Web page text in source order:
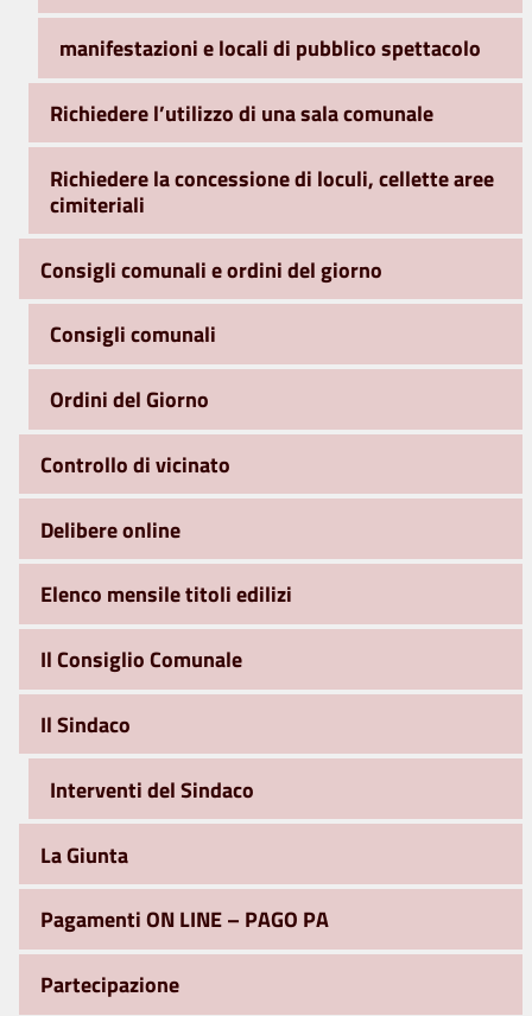
manifestazioni e locali di pubblico spettacolo
Richiedere l’utilizzo di una sala comunale
Richiedere la concessione di loculi, cellette aree
cimiteriali
Consigli comunali e ordini del giorno
Consigli comunali
Ordini del Giorno
Controllo di vicinato
Delibere online
Elenco mensile titoli edilizi
Il Consiglio Comunale
Il Sindaco
Interventi del Sindaco
La Giunta
Pagamenti ON LINE – PAGO PA
Partecipazione